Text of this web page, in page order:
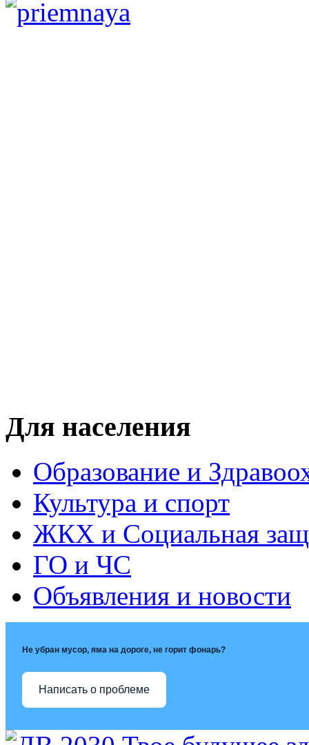
Для населения
Образование и
Культура и спорт
ЖКХ и Социальная
ГО и ЧС
Объявления и новости
Не убран мусор, яма на дороге, не горит фонарь?
Написать о проблеме